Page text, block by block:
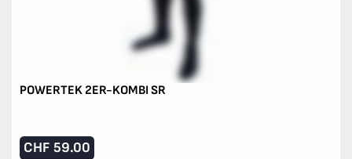
POWERTEK 2ER-KOMBI SR
CHF 59.00